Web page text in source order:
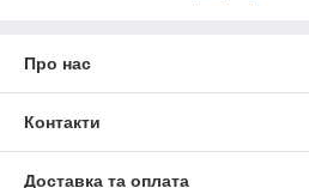
Про нас
Контакти
Доставка та оплата